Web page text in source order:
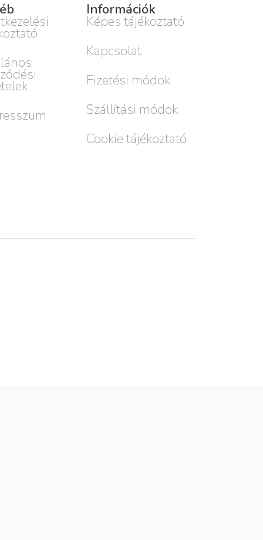
Információk
Képes tájékoztató
Kapcsolat
Fizetési módok
Szállítási módok
Cookie tájékoztató